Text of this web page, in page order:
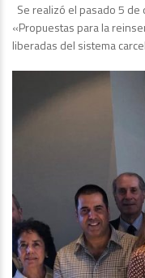
Se realizó el pasado 5
«Propuestas para la
liberadas del sistema